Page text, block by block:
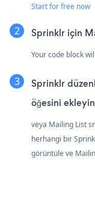
Start for free now
Sprinklr için
Your code block
Sprinklr
öğesini ekleyin
veya Mailing List
herhangi bir
görüntüle ve